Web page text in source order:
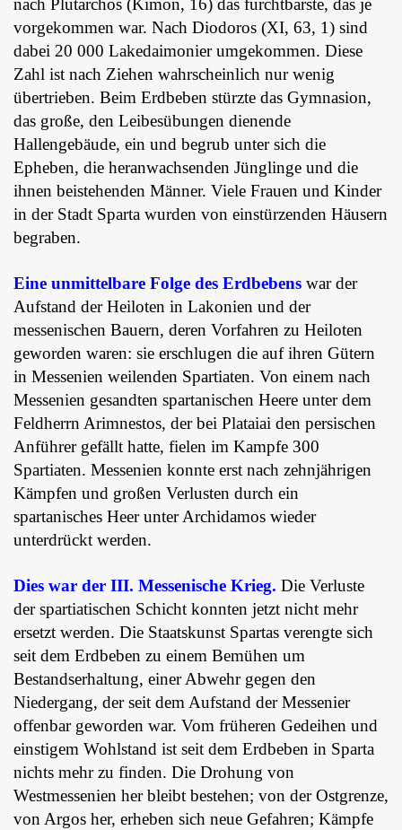
nach Plutarchos (Kimon, 16) das furchtbarste, das je
vorgekommen war. Nach Diodoros (XI, 63, 1) sind
dabei 20 000 Lakedaimonier umgekommen. Diese
Zahl ist nach Ziehen wahrscheinlich nur wenig
übertrieben. Beim Erdbeben stürzte das Gymnasion,
das große, den Leibesübungen dienende
Hallengebäude, ein und begrub unter sich die
Epheben, die heranwachsenden Jünglinge und die
ihnen beistehenden Männer. Viele Frauen und Kinder
in der Stadt Sparta wurden von einstürzenden Häusern
begraben.
Eine unmittelbare Folge des Erdbebens war der
Aufstand der Heiloten in Lakonien und der
messenischen Bauern, deren Vorfahren zu Heiloten
geworden waren: sie erschlugen die auf ihren Gütern
in Messenien weilenden Spartiaten. Von einem nach
Messenien gesandten spartanischen Heere unter dem
Feldherrn Arimnestos, der bei Plataiai den persischen
Anführer gefällt hatte, fielen im Kampfe 300
Spartiaten. Messenien konnte erst nach zehnjährigen
Kämpfen und großen Verlusten durch ein
spartanisches Heer unter Archidamos wieder
unterdrückt werden.
Dies war der III. Messenische Krieg. Die Verluste
der spartiatischen Schicht konnten jetzt nicht mehr
ersetzt werden. Die Staatskunst Spartas verengte sich
seit dem Erdbeben zu einem Bemühen um
Bestandserhaltung, einer Abwehr gegen den
Niedergang, der seit dem Aufstand der Messenier
offenbar geworden war. Vom früheren Gedeihen und
einstigem Wohlstand ist seit dem Erdbeben in Sparta
nichts mehr zu finden. Die Drohung von
Westmessenien her bleibt bestehen; von der Ostgrenze,
von Argos her, erheben sich neue Gefahren; Kämpfe